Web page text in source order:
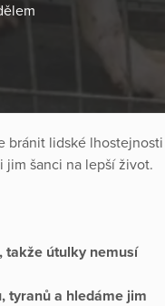
bránit lidské lhostejnosti
šanci na lepší život.
takže útulky nemusí
tyranů a hledáme jim